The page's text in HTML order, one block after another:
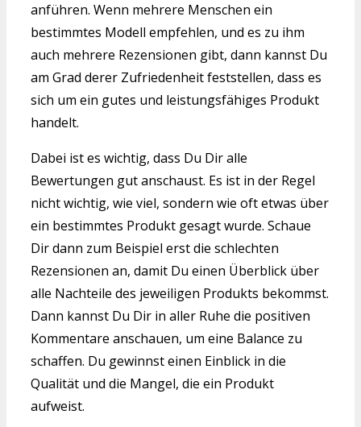
anführen. Wenn mehrere Menschen ein
bestimmtes Modell empfehlen, und es zu ihm
auch mehrere Rezensionen gibt, dann kannst Du
am Grad derer Zufriedenheit feststellen, dass es
sich um ein gutes und leistungsfähiges Produkt
handelt.
Dabei ist es wichtig, dass Du Dir alle
Bewertungen gut anschaust. Es ist in der Regel
nicht wichtig, wie viel, sondern wie oft etwas über
ein bestimmtes Produkt gesagt wurde. Schaue
Dir dann zum Beispiel erst die schlechten
Rezensionen an, damit Du einen Überblick über
alle Nachteile des jeweiligen Produkts bekommst.
Dann kannst Du Dir in aller Ruhe die positiven
Kommentare anschauen, um eine Balance zu
schaffen. Du gewinnst einen Einblick in die
Qualität und die Mangel, die ein Produkt
aufweist.